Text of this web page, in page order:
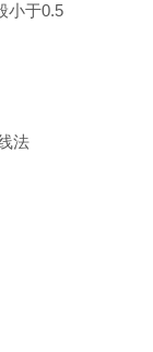
小于0.5
法